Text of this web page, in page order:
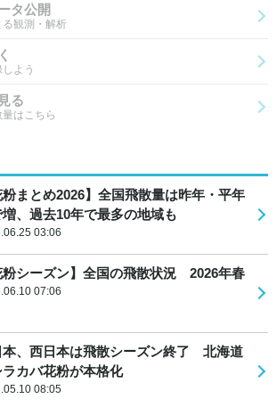
タ公開
観測・解析
よう
る
はこちら
粉まとめ2026】全国飛散量は昨年・平年
増、過去10年で最多の地域も
03:06
粉シーズン】全国の飛散状況 2026年春
07:06
本、西日本は飛散シーズン終了 北海道
ラカバ花粉が本格化
08:05